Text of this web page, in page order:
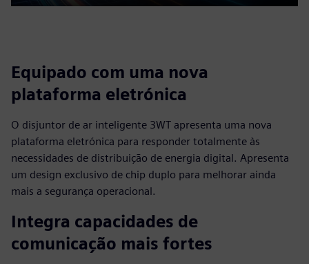
Play Mute Settings
PIP
Enter
Equipado com uma nova
plataforma eletrónica
O disjuntor de ar inteligente 3WT apresenta uma nova
plataforma eletrónica para responder totalmente às
necessidades de distribuição de energia digital. Apresenta
um design exclusivo de chip duplo para melhorar ainda
mais a segurança operacional.
Integra capacidades de
comunicação mais fortes